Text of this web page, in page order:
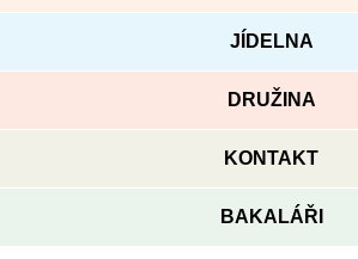
JÍDELNA
DRUŽINA
KONTAKT
BAKALÁŘI